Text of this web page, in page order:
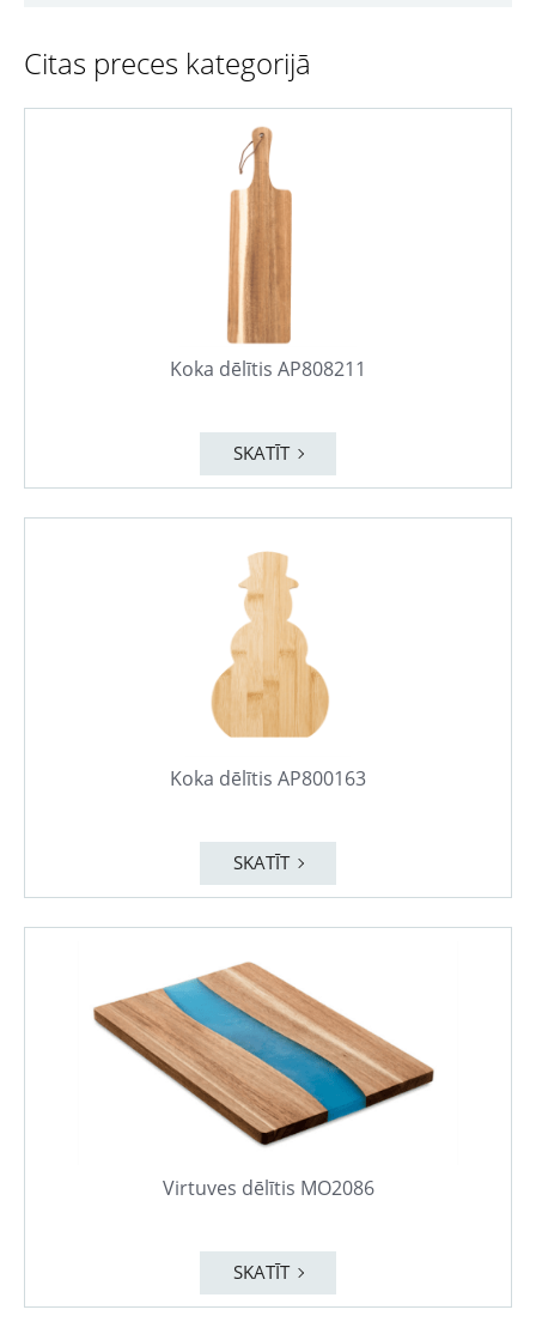
Citas preces kategorijā
Koka dēlītis AP808211
SKATĪT
Koka dēlītis AP800163
SKATĪT
Virtuves dēlītis MO2086
SKATĪT